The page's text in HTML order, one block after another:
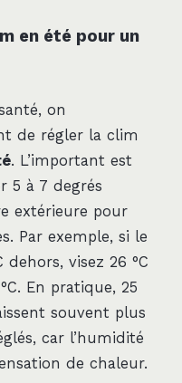
en été pour un
on
de régler la clim
. L’important est
5 à 7 degrés
extérieure pour
Par exemple, si le
visez 26 °C
En pratique, 25
souvent plus
car l’humidité
de chaleur.